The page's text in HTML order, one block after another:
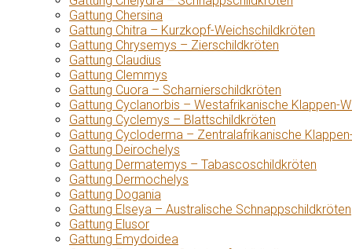
Gattung Chersina
Gattung Chitra – Kurzkopf-Weichschildkröten
Gattung Chrysemys – Zierschildkröten
Gattung Claudius
Gattung Clemmys
Gattung Cuora – Scharnierschildkröten
Gattung Cyclanorbis – Westafrikanische Klappen-
Gattung Cyclemys – Blattschildkröten
Gattung Cycloderma – Zentralafrikanische
Gattung Deirochelys
Gattung Dermatemys – Tabascoschildkröten
Gattung Dermochelys
Gattung Dogania
Gattung Elseya – Australische Schnappschildkröten
Gattung Elusor
Gattung Emydoidea